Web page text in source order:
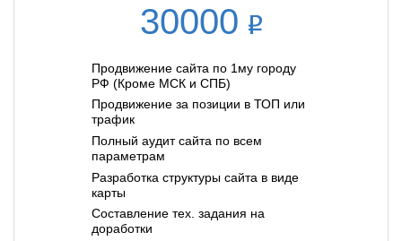
30000
Продвижение сайта по 1му городу
РФ (Кроме МСК и СПБ)
Продвижение за позиции в ТОП или
трафик
Полный аудит сайта по всем
параметрам
Разработка структуры сайта в виде
карты
Составление тех. задания на
доработки